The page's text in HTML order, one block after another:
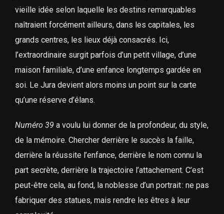
vieille idée selon laquelle les destins remarquables
naîtraient forcément ailleurs, dans les capitales, les
grands centres, les lieux déjà consacrés. Ici,
l’extraordinaire surgit parfois d’un petit village, d’une
maison familiale, d’une enfance longtemps gardée en
soi. Le Jura devient alors moins un point sur la carte
qu’une réserve d’élans.
Numéro 39 a voulu lui donner de la profondeur, du style,
de la mémoire. Chercher derrière le succès la faille,
derrière la réussite l’enfance, derrière le nom connu la
part secrète, derrière la trajectoire l’attachement. C’est
peut-être cela, au fond, la noblesse d’un portrait : ne pas
fabriquer des statues, mais rendre les êtres à leur